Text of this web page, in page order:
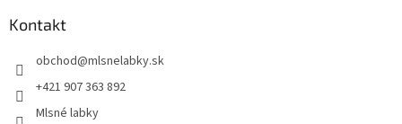
Kontakt
obchod@mlsnelabky.sk
+421 907 363 892
Mlsné labky